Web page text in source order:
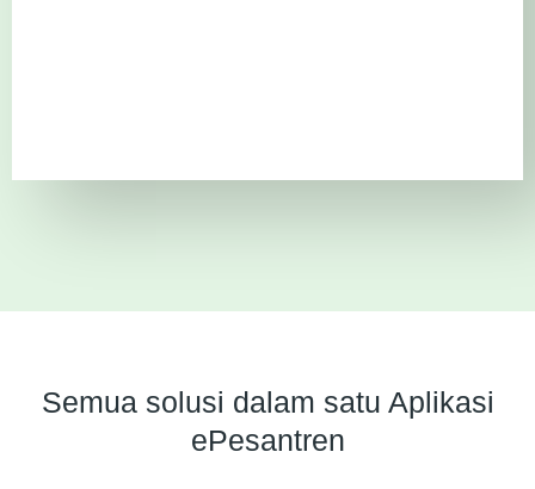
Semua solusi dalam satu Aplikasi
ePesantren